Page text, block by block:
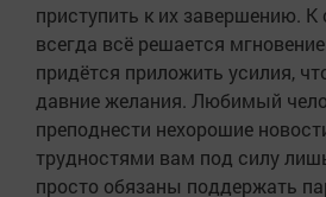
приступить к их завершению.
всегда всё решается
придётся приложить усилия,
давние желания. Любимый
преподнести нехорошие
трудностями вам под силу
просто обязаны поддержать